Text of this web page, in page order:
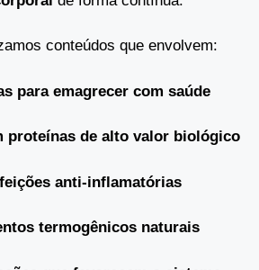
conteúdos que envolvem:
para emagrecer com saúde
proteínas de alto valor biológico
anti-inflamatórias
termogênicos naturais